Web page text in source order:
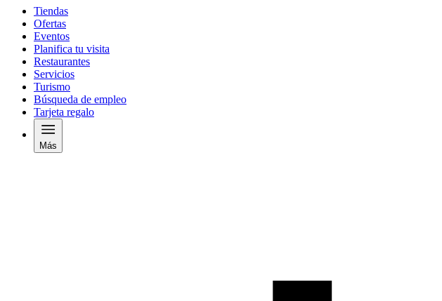
Tiendas
Ofertas
Eventos
Planifica tu visita
Restaurantes
Servicios
Turismo
Búsqueda de empleo
Tarjeta regalo
Más